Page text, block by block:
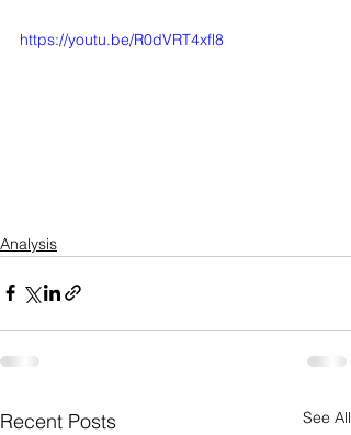
https://youtu.be/R0dVRT4xfl8
Analysis
Recent Posts See All